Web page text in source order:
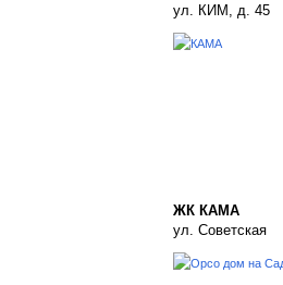
ул. КИМ, д. 45
ЖК КАМА
ул. Советская